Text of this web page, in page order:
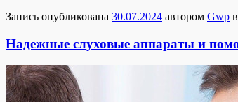
Запись опубликована 30.07.2024 автором Gwp
Надежные слуховые аппараты и